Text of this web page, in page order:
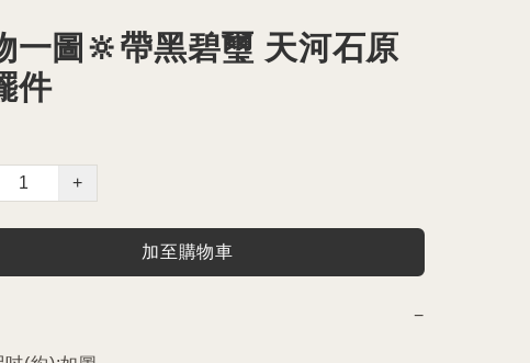
一圖🔆帶黑碧璽 天河石原
件
+
加至購物車
−